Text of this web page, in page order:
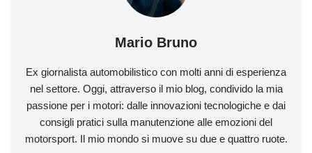
Mario Bruno
Ex giornalista automobilistico con molti anni di esperienza
nel settore. Oggi, attraverso il mio blog, condivido la mia
passione per i motori: dalle innovazioni tecnologiche e dai
consigli pratici sulla manutenzione alle emozioni del
motorsport. Il mio mondo si muove su due e quattro ruote.